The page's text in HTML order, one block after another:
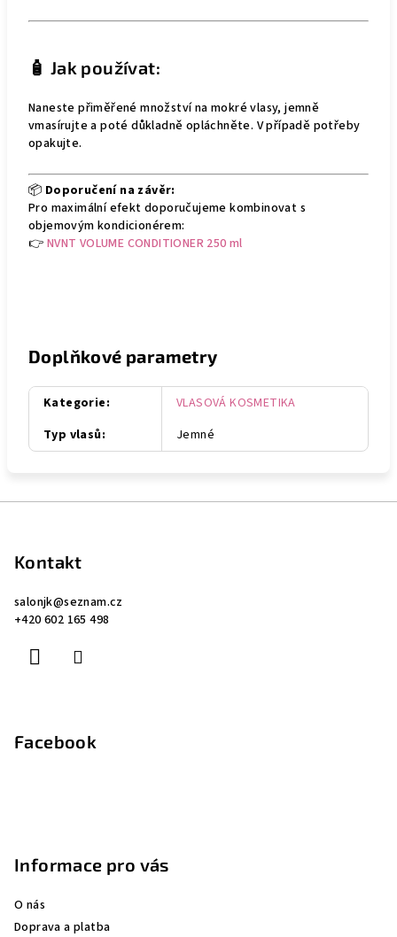
🧴 Jak používat:
Naneste přiměřené množství na mokré vlasy, jemně
vmasírujte a poté důkladně opláchněte. V případě potřeby
opakujte.
📦 Doporučení na závěr:
Pro maximální efekt doporučujeme kombinovat s
objemovým kondicionérem:
👉 NVNT VOLUME CONDITIONER 250 ml
Doplňkové parametry
Kategorie:
VLASOVÁ KOSMETIKA
Typ vlasů: Jemné
Kontakt
salonjk@seznam.cz
+420 602 165 498
Facebook
Informace pro vás
O nás
Doprava a platba